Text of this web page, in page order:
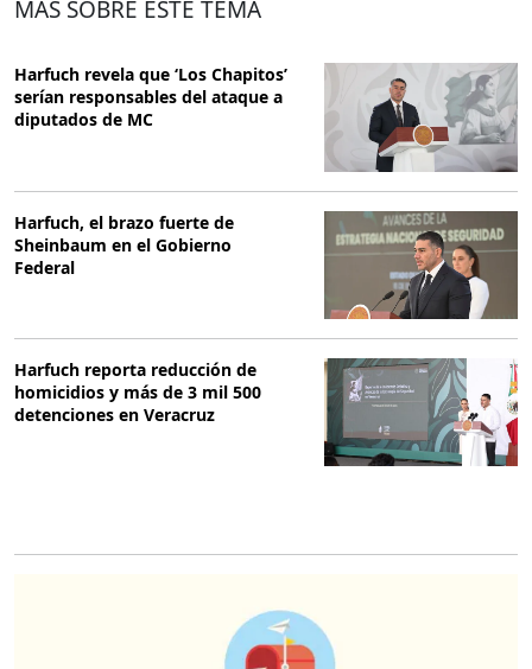
MÁS SOBRE ESTE TEMA
Harfuch revela que ‘Los Chapitos’
serían responsables del ataque a
diputados de MC
Harfuch, el brazo fuerte de
Sheinbaum en el Gobierno
Federal
Harfuch reporta reducción de
homicidios y más de 3 mil 500
detenciones en Veracruz